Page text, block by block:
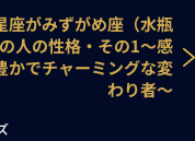
座がみずがめ座（水瓶
人の性格・その1～感
かでチャーミングな変
わり者～